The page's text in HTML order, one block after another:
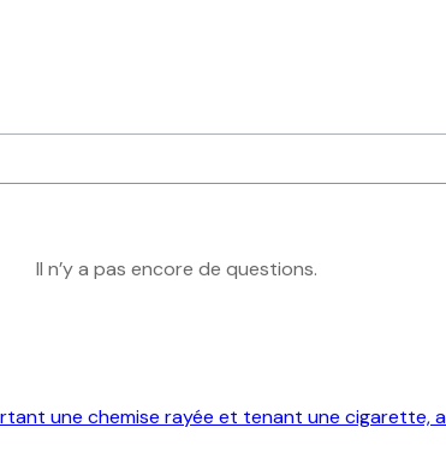
Il n’y a pas encore de questions.